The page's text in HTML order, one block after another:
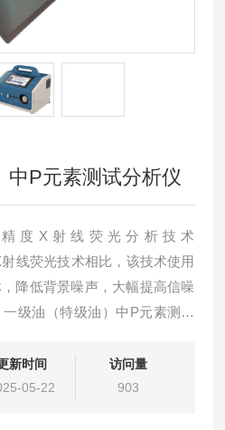
中P元素测试分析仪
精度X射线荧光分析技术
线荧光技术相比，该技术使用
降低背景噪声，大幅提高信噪
级油（特级油）中P元素测试
新时间
05-22
访问量
903